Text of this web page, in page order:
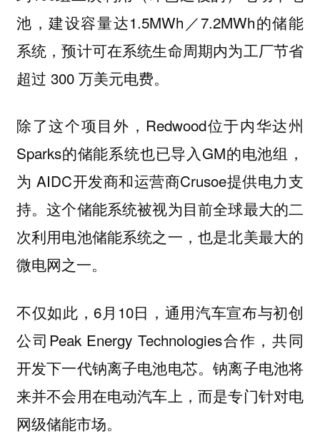
池，建设容量达1.5MWh／7.2MWh的储能
系统，预计可在系统生命周期内为工厂节省
超过 300 万美元电费。
除了这个项目外，Redwood位于内华达州
Sparks的储能系统也已导入GM的电池组，
为 AIDC开发商和运营商Crusoe提供电力支
持。这个储能系统被视为目前全球最大的二
次利用电池储能系统之一，也是北美最大的
微电网之一。
不仅如此，6月10日，通用汽车宣布与初创
公司Peak Energy Technologies合作，共同
开发下一代钠离子电池电芯。钠离子电池将
来并不会用在电动汽车上，而是专门针对电
网级储能市场。